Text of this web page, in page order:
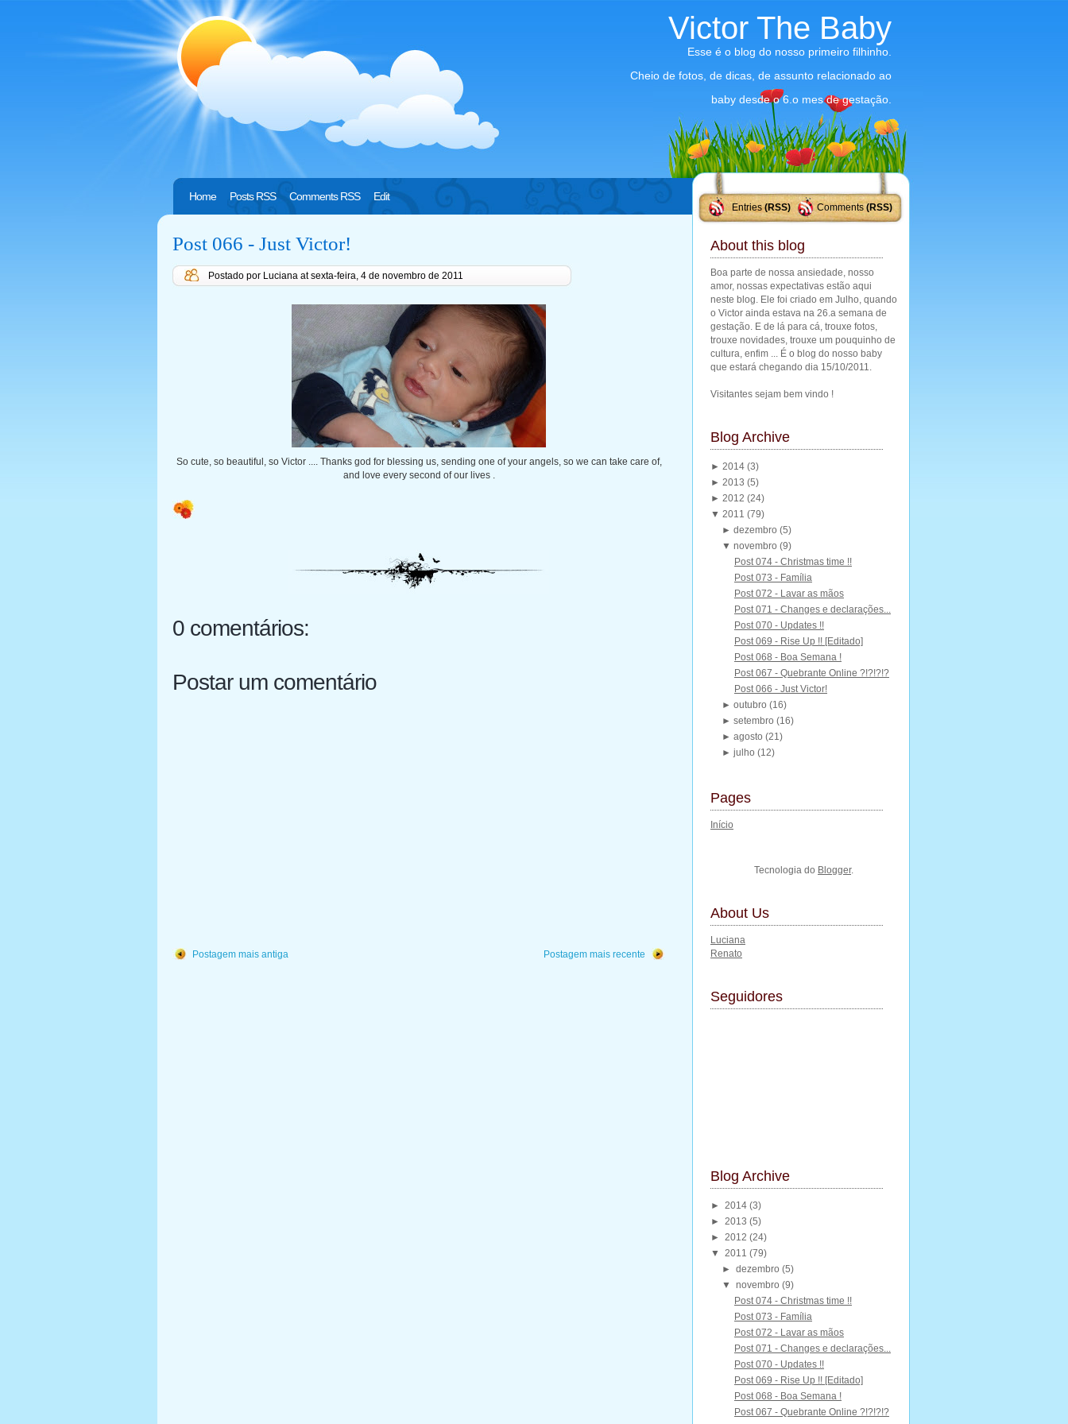
Victor The Baby
Esse é o blog do nosso primeiro filhinho.
Cheio de fotos, de dicas, de assunto relacionado ao
baby desde o 6.o mes de gestação.
Entries(RSS) Comments (RSS)
Home Posts RSS Comments RSS Edit
Post 066 - Just Victor!
Postado por Luciana atsexta-feira, 4 de novembro de 2011
So cute, so beautiful, so Victor .... Thanks god for blessing us, sending one of your angels, so we can take care of,
and love every second of our lives .
0 comentários:
Postar um comentário
Postagem mais recente
Postagem mais antiga
About this blog
Boa parte de nossa ansiedade, nosso
amor, nossas expectativas estão aqui
neste blog. Ele foi criado em Julho, quando
o Victor ainda estava na 26.a semana de
gestação. E de lá para cá, trouxe fotos,
trouxe novidades, trouxe um pouquinho de
cultura, enfim ... É o blog do nosso baby
que estará chegando dia 15/10/2011.
Visitantes sejam bem vindo !
Blog Archive
► 2014 (3)
► 2013 (5)
► 2012 (24)
▼ 2011 (79)
►dezembro(5)
▼novembro(9)
Post 074 - Christmas time !!
Post 073 - Família
Post 072 - Lavar as mãos
Post 071 - Changes e declarações...
Post 070 - Updates !!
Post 069 - Rise Up !! [Editado]
Post 068 - Boa Semana !
Post 067 - Quebrante Online ?!?!?!?
Post 066 - Just Victor!
►outubro(16)
►setembro(16)
►agosto(21)
►julho(12)
Pages
Início
Tecnologia do Blogger.
About Us
Luciana
Renato
Seguidores
Blog Archive
► 2014 (3)
► 2013 (5)
► 2012 (24)
▼ 2011 (79)
►dezembro (5)
▼ novembro (9)
Post 074 - Christmas time !!
Post 073 - Família
Post 072 - Lavar as mãos
Post 071 - Changes e declarações...
Post 070 - Updates !!
Post 069 - Rise Up !! [Editado]
Post 068 - Boa Semana !
Post 067 - Quebrante Online ?!?!?!?